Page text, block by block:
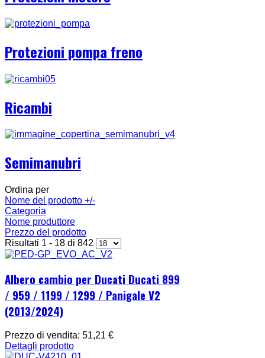
Protezioni pompa freno
Ricambi
Semimanubri
Ordina per
Nome del prodotto +/-
Categoria
Nome produttore
Prezzo del prodotto
Risultati 1 - 18 di 842
Albero cambio per Ducati Ducati 899
/ 959 / 1199 / 1299 / Panigale V2
(2013/2024)
Prezzo di vendita: 51,21 €
Dettagli prodotto